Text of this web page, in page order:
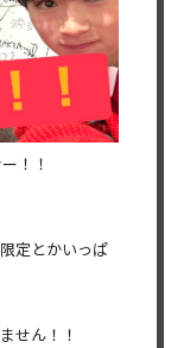
！！
定とかいっぱ
せん！！